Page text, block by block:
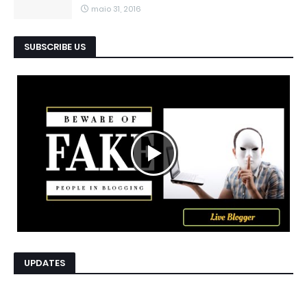
maio 31, 2016
SUBSCRIBE US
UPDATES